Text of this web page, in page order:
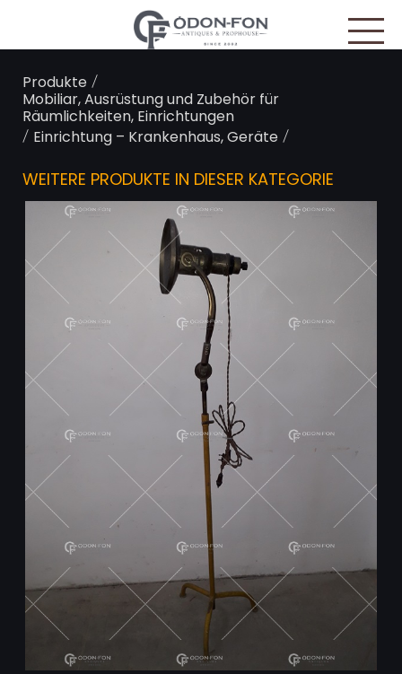
Produkte/
Mobiliar, Ausrüstung und Zubehör für
Räumlichkeiten, Einrichtungen
/ Einrichtung – Krankenhaus, Geräte/
WEITERE PRODUKTE IN DIESER KATEGORIE